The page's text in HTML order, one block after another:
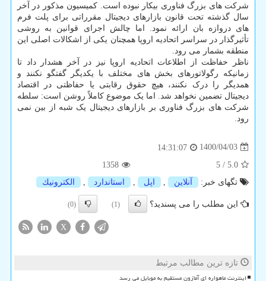
شرکت های بزرگ فناوری بیکار نبوده است. کمیسیون مذکور در آخر
سال گذشته تحت قانون بازارهای دیجیتال مقرراتی برای پلت فرم
های دروازه بان ارائه نمود. اما چالش اجرای قوانین به روشی
تأثیرگذار در سراسر اتحادیه اروپا همچنان یکی از اشکالات اصلی این
منطقه بشمار می رود.
ناظر حفاظت از اطلاعات اتحادیه اروپا نیز در آخر هشدار داد تا
زمانیکه رگولاتورهای بخش های مختلف با یکدیگر گفتگو نکنند و
همدیگر را درک نکنند، هیچ حقوق رقابتی یا حفاظتی در اقتصاد
دیجیتال تضمین نخواهد شد. اما یک موضوع کاملاً روشن است: سلطه
شرکت های بزرگ فناوری بر بازارهای دیجیتال یک شبه از بین نمی
رود.
1400/04/03
14:31:07
5.0
/
5
1358
تگهای خبر:
آنلاین , اپل , استاندارد , الكترونیك
این مطلب را می پسندید؟ (1)
(0)
X
تازه ترین مطالب مرتبط
اینترنت ماهواره ای آمازون مستقیم به موبایل می رسد